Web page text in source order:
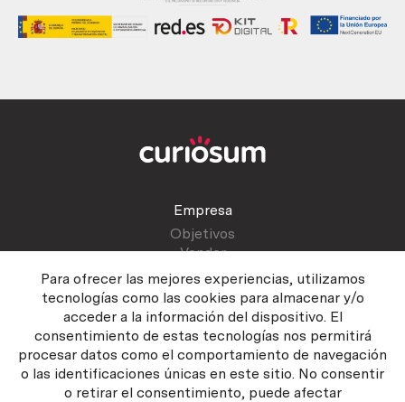
Para ofrecer las mejores experiencias, utilizamos
tecnologías como las cookies para almacenar y/o
acceder a la información del dispositivo. El
consentimiento de estas tecnologías nos permitirá
procesar datos como el comportamiento de navegación
o las identificaciones únicas en este sitio. No consentir
o retirar el consentimiento, puede afectar
Empresa
Objetivos
Vender
Atención al cliente
Contactar
Manual del vendedor